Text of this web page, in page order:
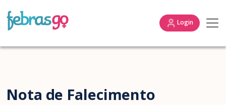
Login
Nota de Falecimento